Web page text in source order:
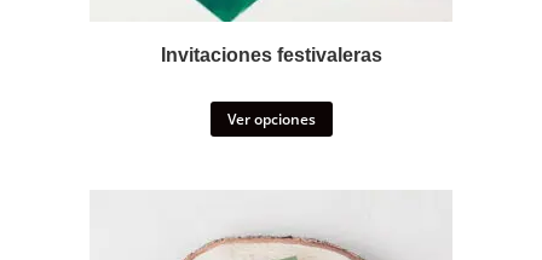
Invitaciones festivaleras
Ver opciones